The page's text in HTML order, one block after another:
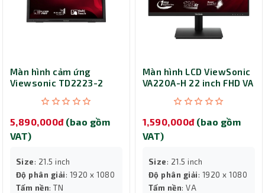
Màn hình cảm ứng
Viewsonic TD2223-2
5,890,000đ (bao gồm
VAT)
Size: 21.5 inch
Độ phân giải: 1920 x 1080
Tấm nền: TN
Màn hình LCD ViewSonic
VA220A-H 22 inch FHD VA
1,590,000đ (bao gồm
VAT)
Size: 21.5 inch
Độ phân giải: 1920 x 1080
Tấm nền: VA